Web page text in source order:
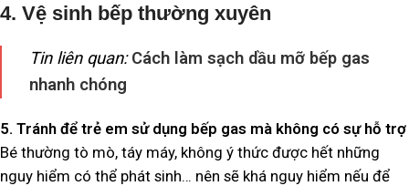
4. Vệ sinh bếp thường xuyên
Tin liên quan: Cách làm sạch dầu mỡ bếp gas
nhanh chóng
5. Tránh để trẻ em sử dụng bếp gas mà không có sự hỗ trợ
Bé thường tò mò, táy máy, không ý thức được hết những
nguy hiểm có thể phát sinh… nên sẽ khá nguy hiểm nếu để